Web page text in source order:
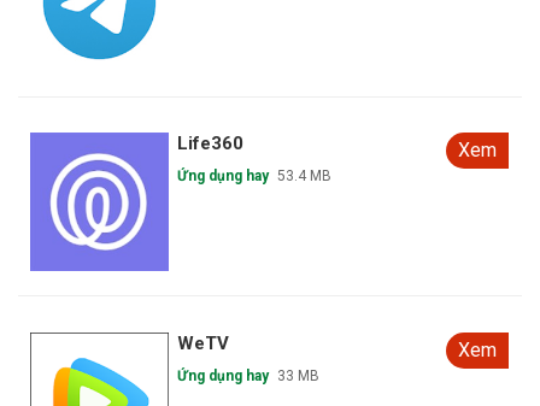
Life360
Ứng dụng hay 53.4 MB
Xem
WeTV
Ứng dụng hay 33 MB
Xem